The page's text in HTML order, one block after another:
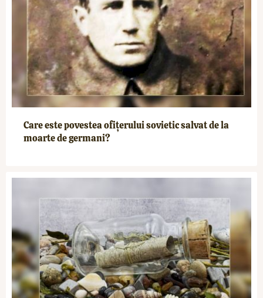
Care este povestea ofițerului sovietic salvat de la
moarte de germani?